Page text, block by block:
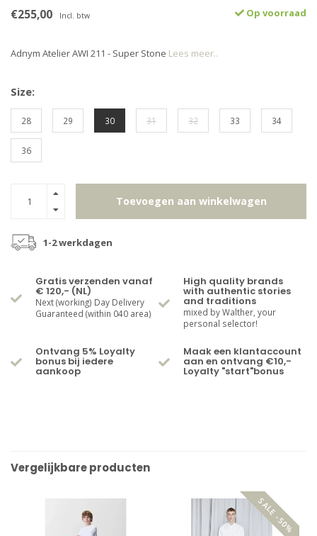
€255,00 Incl. btw Op voorraad
Adnym Atelier AWI 211 - Super Stone Lees meer..
Size:
28 29 30 31 32 33 34
36
Toevoegen aan winkelwagen
1-2 werkdagen
Gratis verzenden vanaf
€ 120,- (NL)
Next (working) Day Delivery
Guaranteed (within 040 area)
High quality brands
with authentic stories
and traditions
mixed by Walther, your
personal selector!
Ontvang 5% Loyalty
bonus bij iedere
aankoop
Maak een klantaccount
aan en ontvang €10,-
Loyalty "start"bonus
Vergelijkbare producten
SALE -50%